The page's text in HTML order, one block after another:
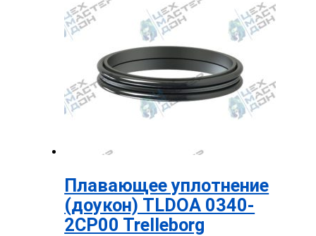
Плавающее уплотнение
(доукон) TLDOA 0340-
2CP00 Trelleborg